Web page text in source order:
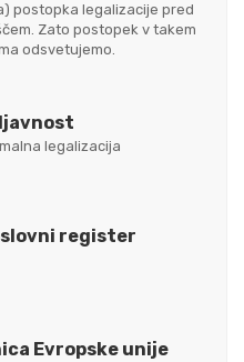
postopka legalizacije pred
Zato postopek v takem
odsvetujemo.
legalizacija
register
Evropske unije